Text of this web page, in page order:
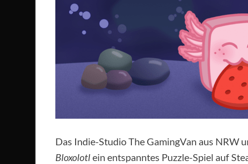
Das Indie-Studio The GamingVan aus NRW
Bloxolotlein entspanntes Puzzle-Spiel auf